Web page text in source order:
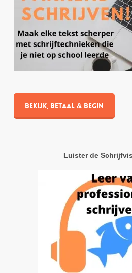
Bekijk, betaal & begin
Luister de